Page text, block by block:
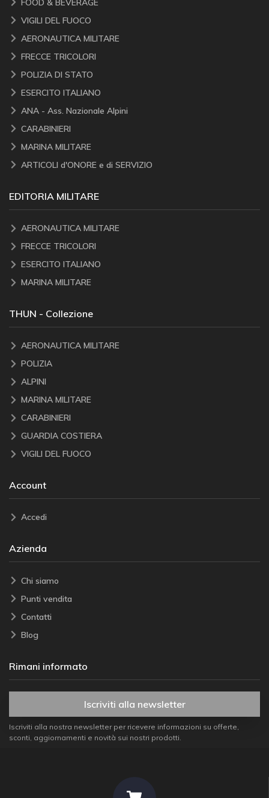
FOOD & BEVERAGE
VIGILI DEL FUOCO
AERONAUTICA MILITARE
FRECCE TRICOLORI
POLIZIA DI STATO
ESERCITO ITALIANO
ANA - Ass. Nazionale Alpini
CARABINIERI
MARINA MILITARE
ARTICOLI d'ONORE e di SERVIZIO
EDITORIA MILITARE
AERONAUTICA MILITARE
FRECCE TRICOLORI
ESERCITO ITALIANO
MARINA MILITARE
THUN - Collezione
AERONAUTICA MILITARE
POLIZIA
ALPINI
MARINA MILITARE
CARABINIERI
GUARDIA COSTIERA
VIGILI DEL FUOCO
Account
Accedi
Azienda
Chi siamo
Punti vendita
Contatti
Blog
Rimani informato
Iscriviti alla newsletter
Iscriviti alla nostra newsletter per ricevere informazioni su offerte,
sconti, aggiornamenti e novità sui nostri prodotti.